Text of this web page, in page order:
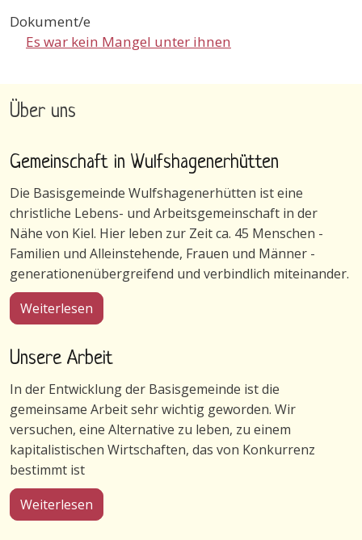
Dokument/e
Es war kein Mangel unter ihnen
Über uns
Gemeinschaft in Wulfshagenerhütten
Die Basisgemeinde Wulfshagenerhütten ist eine
christliche Lebens- und Arbeitsgemeinschaft in der
Nähe von Kiel. Hier leben zur Zeit ca. 45 Menschen -
Familien und Alleinstehende, Frauen und Männer -
generationenübergreifend und verbindlich miteinander.
Weiterlesen
Unsere Arbeit
In der Entwicklung der Basisgemeinde ist die
gemeinsame Arbeit sehr wichtig geworden. Wir
versuchen, eine Alternative zu leben, zu einem
kapitalistischen Wirtschaften, das von Konkurrenz
bestimmt ist
Weiterlesen